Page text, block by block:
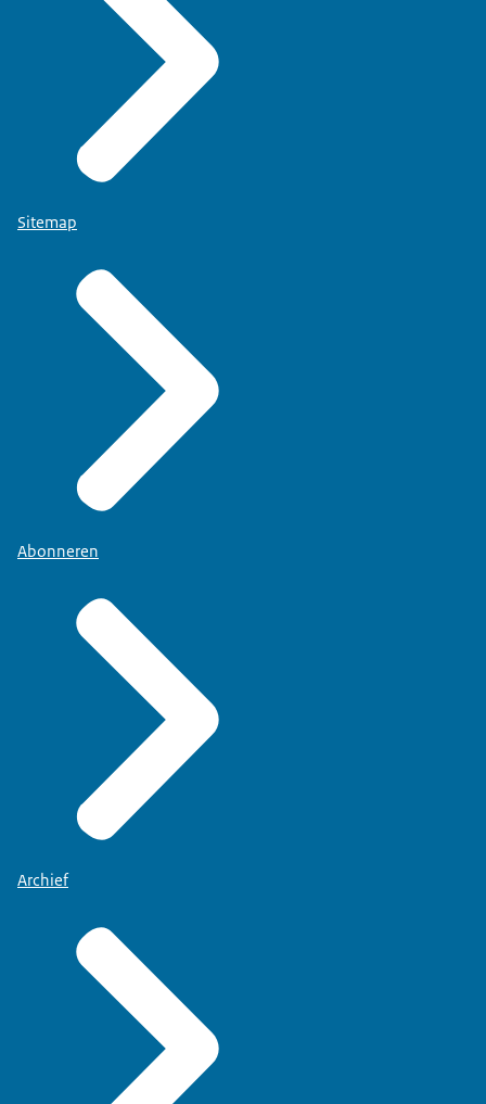
Sitemap
Abonneren
Archief